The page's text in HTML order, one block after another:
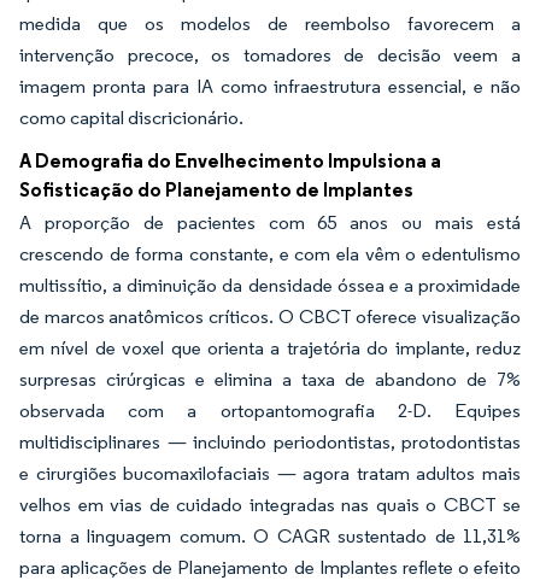
medida que os modelos de reembolso favorecem a
intervenção precoce, os tomadores de decisão veem a
imagem pronta para IA como infraestrutura essencial, e não
como capital discricionário.
A Demografia do Envelhecimento Impulsiona a
Sofisticação do Planejamento de Implantes
A proporção de pacientes com 65 anos ou mais está
crescendo de forma constante, e com ela vêm o edentulismo
multissítio, a diminuição da densidade óssea e a proximidade
de marcos anatômicos críticos. O CBCT oferece visualização
em nível de voxel que orienta a trajetória do implante, reduz
surpresas cirúrgicas e elimina a taxa de abandono de 7%
observada com a ortopantomografia 2-D. Equipes
multidisciplinares — incluindo periodontistas, protodontistas
e cirurgiões bucomaxilofaciais — agora tratam adultos mais
velhos em vias de cuidado integradas nas quais o CBCT se
torna a linguagem comum. O CAGR sustentado de 11,31%
para aplicações de Planejamento de Implantes reflete o efeito